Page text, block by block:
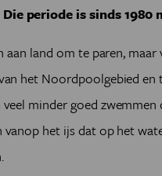
periode is sinds 1980
land om te paren, maar
het Noordpoolgebied
minder goed
vanop het ijs dat op het